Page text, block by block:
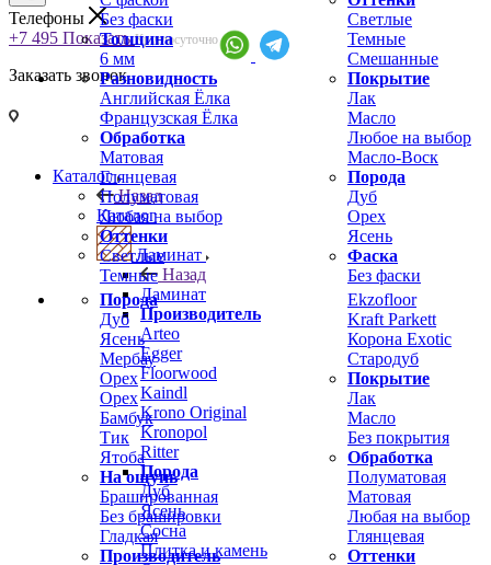
Без фаски
Толщина
6 мм
Светлые
Темные
Смешанные
Разновидность
Английская Ёлка
Французская Ёлка
Обработка
Матовая
Глянцевая
Полуматовая
Любая на выбор
Оттенки
Светлые
Темные
Покрытие
Лак
Масло
Любое на выбор
Масло-Воск
Порода
Дуб
Орех
Ясень
Фаска
Без фаски
Порода
Дуб
Ясень
Мербау
Орех
Орех
Бамбук
Тик
Ятоба
На ощупь
Брашированная
Без брашировки
Гладкая
Производитель
Ekzofloor
Kraft Parkett
Корона Exotic
Стародуб
Покрытие
Лак
Масло
Без покрытия
Обработка
Полуматовая
Матовая
Любая на выбор
Глянцевая
Оттенки
Телефоны
+7 495 Показать Круглосуточно
Заказать звонок
Каталог
Назад
Каталог
Ламинат
Назад
Ламинат
Производитель
Arteo
Egger
Floorwood
Kaindl
Krono Original
Kronopol
Ritter
Порода
Дуб
Ясень
Сосна
Плитка и камень